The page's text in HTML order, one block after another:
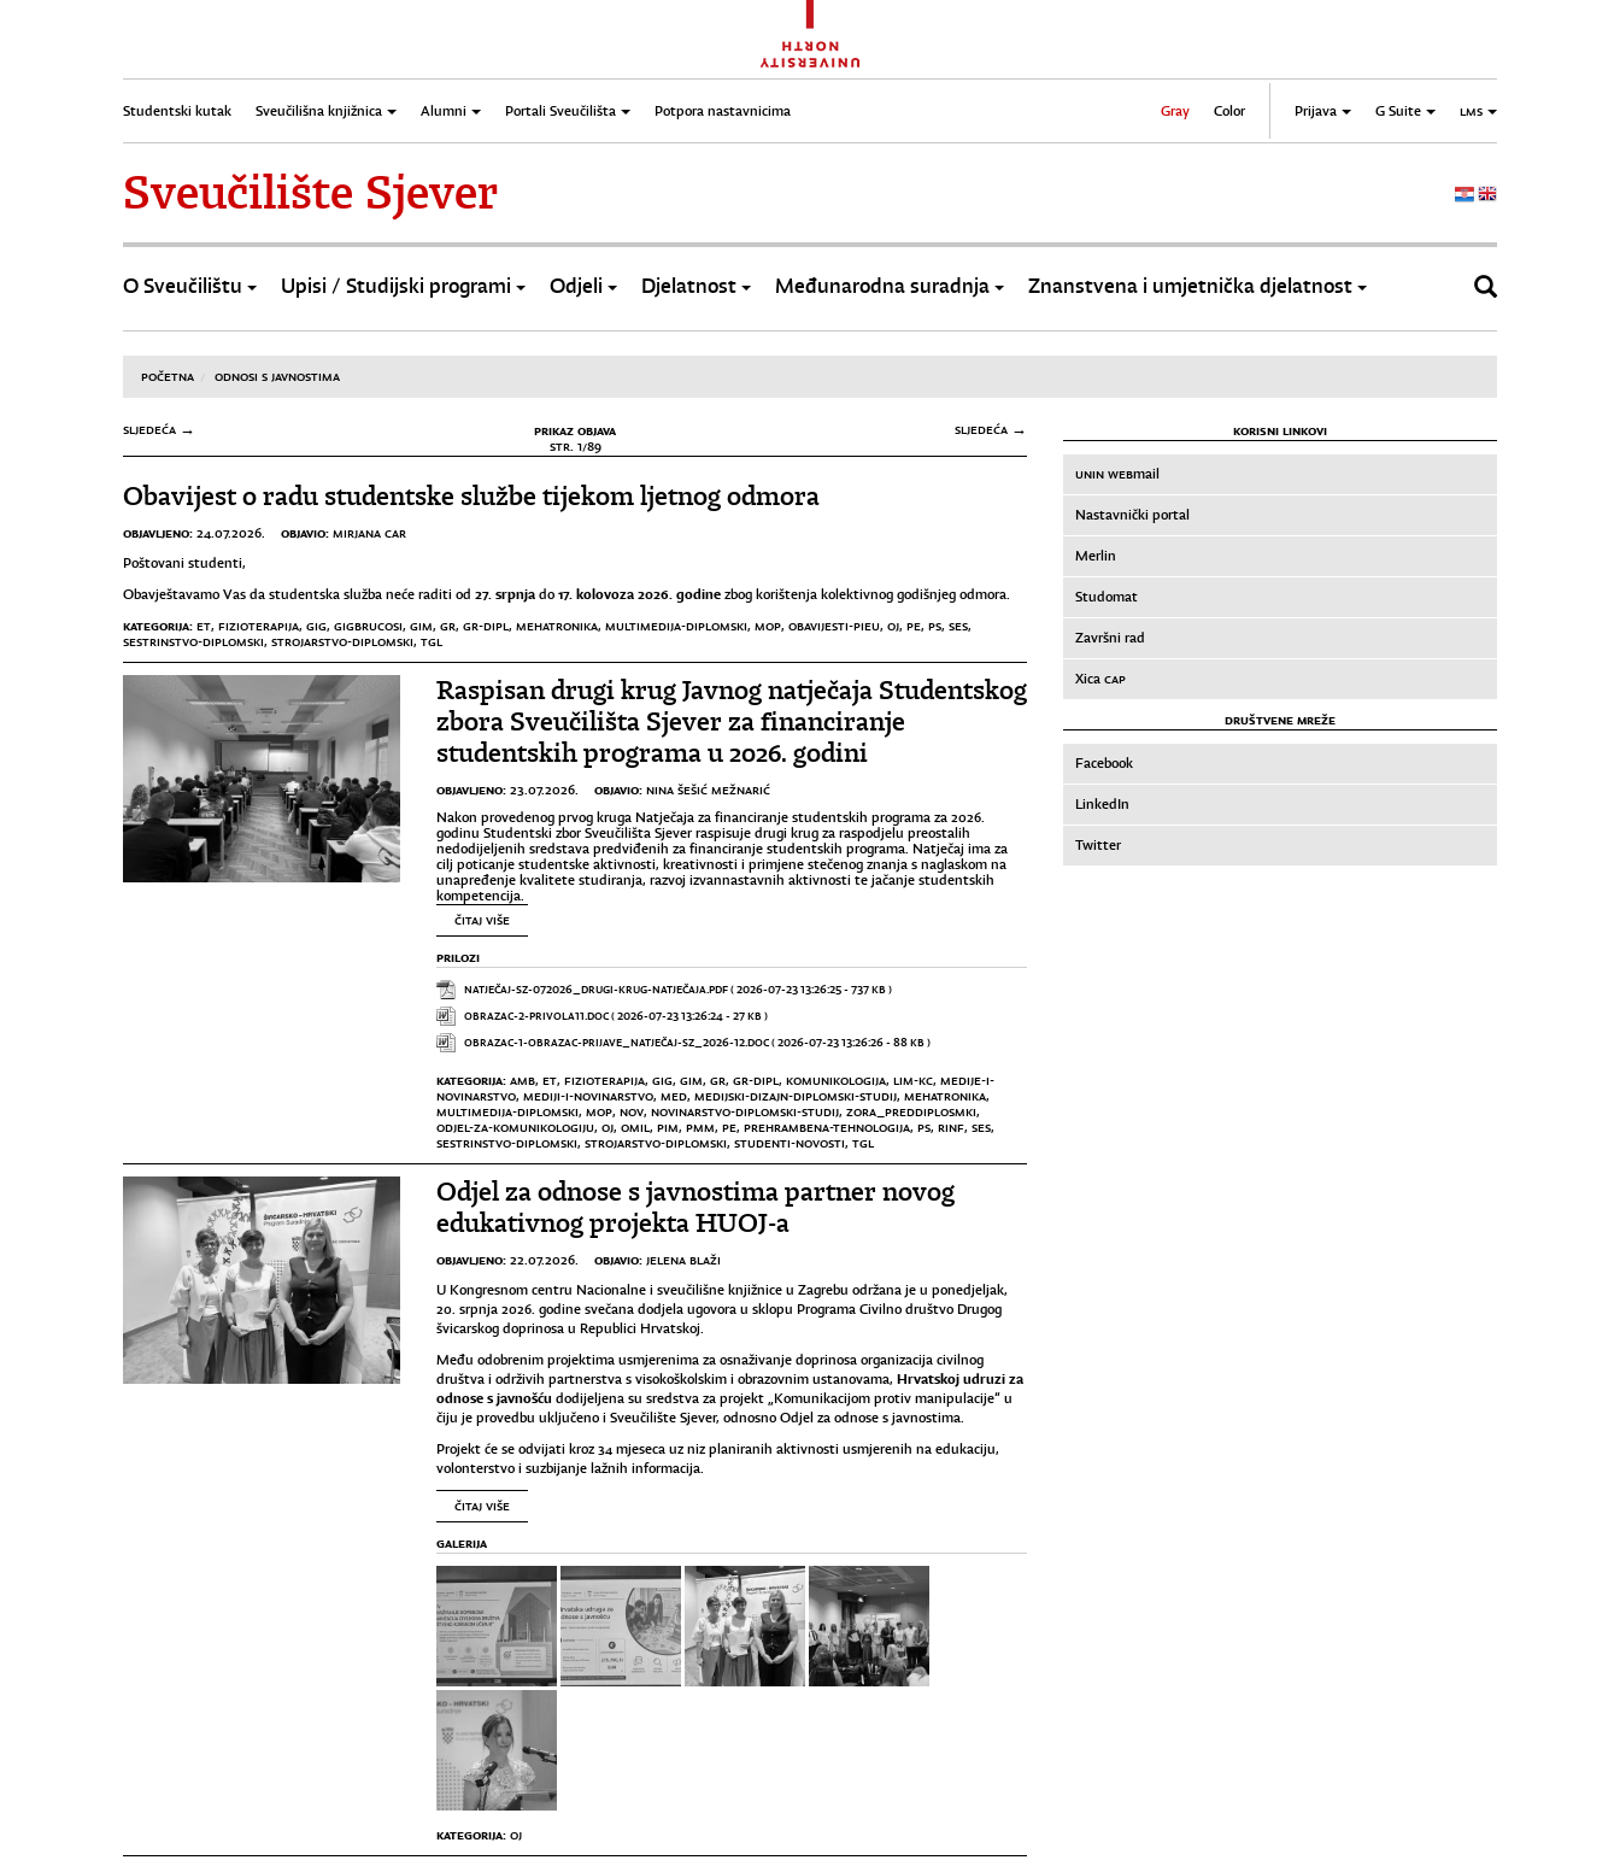
Studentski kutak Sveučilišna knjižnica Alumni Portali Sveučilišta Potpora nastavnicima Gray Color Prijava G Suite LMS
Sveučilište Sjever
O Sveučilištu Upisi / Studijski programi Odjeli Djelatnost Međunarodna suradnja Znanstvena i umjetnička djelatnost
POČETNA ODNOSI S JAVNOSTIMA
SLJEDEĆA → PRIKAZ OBJAVA
STR. 1/89
SLJEDEĆA →
Obavijest o radu studentske službe tijekom ljetnog odmora
OBJAVLJENO: 24.07.2026. OBJAVIO: MIRJANA CAR
Poštovani studenti,
Obavještavamo Vas da studentska služba neće raditi od 27. srpnja do 17. kolovoza 2026. godine zbog korištenja kolektivnog godišnjeg odmora.
KATEGORIJA: ET, FIZIOTERAPIJA, GIG, GIGBRUCOSI, GIM, GR, GR-DIPL, MEHATRONIKA, MULTIMEDIJA-DIPLOMSKI, MOP, OBAVIJESTI-PIEU, OJ, PE, PS, SES,
SESTRINSTVO-DIPLOMSKI, STROJARSTVO-DIPLOMSKI, TGL
Raspisan drugi krug Javnog natječaja Studentskog
zbora Sveučilišta Sjever za financiranje
studentskih programa u 2026. godini
OBJAVLJENO: 23.07.2026. OBJAVIO: NINA ŠEŠIĆ MEŽNARIĆ
Nakon provedenog prvog kruga Natječaja za financiranje studentskih programa za 2026.
godinu Studentski zbor Sveučilišta Sjever raspisuje drugi krug za raspodjelu preostalih
nedodijeljenih sredstava predviđenih za financiranje studentskih programa. Natječaj ima za
cilj poticanje studentske aktivnosti, kreativnosti i primjene stečenog znanja s naglaskom na
unapređenje kvalitete studiranja, razvoj izvannastavnih aktivnosti te jačanje studentskih
kompetencija.
ČITAJ VIŠE
PRILOZI
NATJEČAJ-SZ-072026_DRUGI-KRUG-NATJEČAJA.PDF( 2026-07-23 13:26:25 - 737 KB )
OBRAZAC-2-PRIVOLA11.DOC( 2026-07-23 13:26:24 - 27 KB )
OBRAZAC-1-OBRAZAC-PRIJAVE_NATJEČAJ-SZ_2026-12.DOC( 2026-07-23 13:26:26 - 88 KB )
KATEGORIJA: AMB, ET, FIZIOTERAPIJA, GIG, GIM, GR, GR-DIPL, KOMUNIKOLOGIJA, LIM-KC, MEDIJE-I-
NOVINARSTVO, MEDIJI-I-NOVINARSTVO, MED, MEDIJSKI-DIZAJN-DIPLOMSKI-STUDIJ, MEHATRONIKA,
MULTIMEDIJA-DIPLOMSKI, MOP, NOV, NOVINARSTVO-DIPLOMSKI-STUDIJ, ZORA_PREDDIPLOSMKI,
ODJEL-ZA-KOMUNIKOLOGIJU, OJ, OMIL, PIM, PMM, PE, PREHRAMBENA-TEHNOLOGIJA, PS, RINF, SES,
SESTRINSTVO-DIPLOMSKI, STROJARSTVO-DIPLOMSKI, STUDENTI-NOVOSTI, TGL
Odjel za odnose s javnostima partner novog
edukativnog projekta HUOJ-a
OBJAVLJENO: 22.07.2026. OBJAVIO: JELENA BLAŽI
U Kongresnom centru Nacionalne i sveučilišne knjižnice u Zagrebu održana je u ponedjeljak,
20. srpnja 2026. godine svečana dodjela ugovora u sklopu Programa Civilno društvo Drugog
švicarskog doprinosa u Republici Hrvatskoj.
Među odobrenim projektima usmjerenima za osnaživanje doprinosa organizacija civilnog
društva i održivih partnerstva s visokoškolskim i obrazovnim ustanovama, Hrvatskoj udruzi za
odnose s javnošću dodijeljena su sredstva za projekt „Komunikacijom protiv manipulacije“ u
čiju je provedbu uključeno i Sveučilište Sjever, odnosno Odjel za odnose s javnostima.
Projekt će se odvijati kroz 34 mjeseca uz niz planiranih aktivnosti usmjerenih na edukaciju,
volonterstvo i suzbijanje lažnih informacija.
ČITAJ VIŠE
GALERIJA
KATEGORIJA: OJ
KORISNI LINKOVI
UNIN WEBmail
Nastavnički portal
Merlin
Studomat
Završni rad
Xica CAP
DRUŠTVENE MREŽE
Facebook
LinkedIn
Twitter